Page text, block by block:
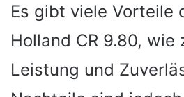
Es gibt viele Vorteile
Holland CR 9.80, wie
Leistung und